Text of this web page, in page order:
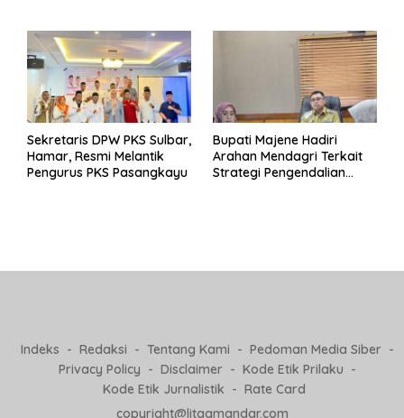
Sekretaris DPW PKS Sulbar,
Hamar, Resmi Melantik
Pengurus PKS Pasangkayu
Bupati Majene Hadiri
Arahan Mendagri Terkait
Strategi Pengendalian
Indeks Redaksi Tentang Kami
Pedoman Media Siber
Privacy Policy
Disclaimer
Kode Etik Prilaku
Kode Etik Jurnalistik
Rate Card
copyright@litaqmandar.com